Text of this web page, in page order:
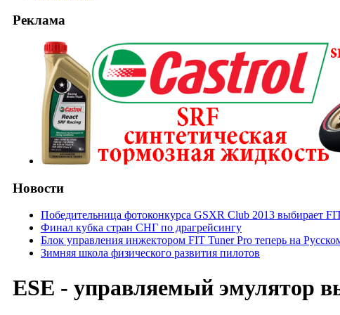
Реклама
Новости
Победительница фотоконкурса GSXR Club 2013 выбирает
Финал кубка стран СНГ по драгрейсингу
Блок управления инжектором FIT Tuner Pro теперь на
Зимняя школа физического развития пилотов
ESE - управляемый эмулятор